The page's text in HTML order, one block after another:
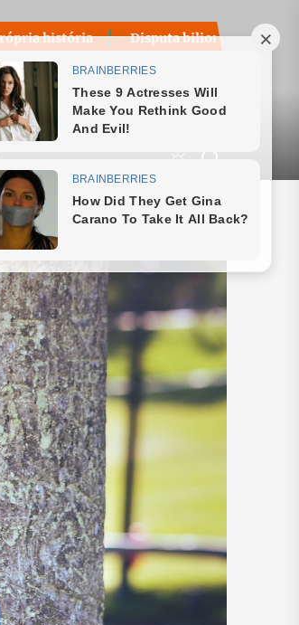
Disputa bilionária sobre royalties do